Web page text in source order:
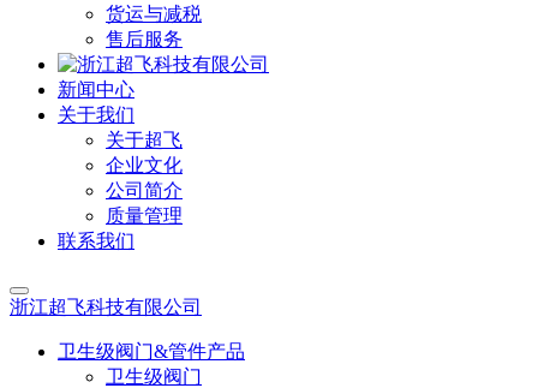
货运与减税
售后服务
新闻中心
关于我们
关于超飞
企业文化
公司简介
质量管理
联系我们
浙江超飞科技有限公司
卫生级阀门&管件产品
卫生级阀门